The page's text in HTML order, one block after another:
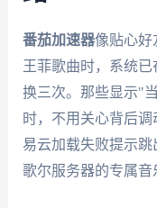
番茄加速器像贴心好
王菲歌曲时，系统
换三次。那些显示"
时，不用关心背后
易云加载失败提示
歌尔服务器的专属音